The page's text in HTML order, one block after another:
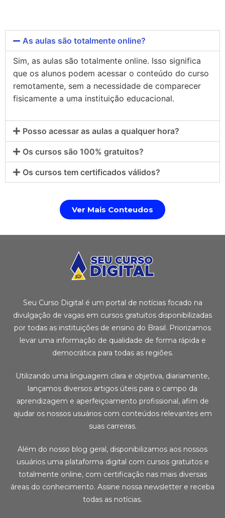
As aulas são totalmente online?
Sim, as aulas são totalmente online. Isso significa
que os alunos podem acessar o conteúdo do curso
remotamente, sem a necessidade de comparecer
fisicamente a uma instituição educacional.
Posso acessar as aulas a qualquer hora?
Os cursos são 100% gratuitos?
Os cursos tem certificados válidos?
Ver Mais Conteudos
Seu Curso Digital é um portal de notícias focado na
divulgação de vagas em cursos gratuitos disponibilizadas
por todas as instituições de ensino do Brasil. Priorizamos
levar uma informação de qualidade de forma rápida e
democrática para todas as regiões.
Utilizando uma linguagem clara e objetiva, diariamente,
lançamos diversos artigos úteis para o campo da
aprendizagem e aperfeiçoamento profissional, afim de
ajudar os nossos usuários com conteúdos relevantes em
suas carreiras.
Além do nosso blog geral, disponibilizamos aos nossos
usuários uma plataforma digital com cursos gratuitos e
totalmente online, com certificação nas mais diversas
áreas do conhecimento. Assine nossa newsletter e receba
todas as notícias.